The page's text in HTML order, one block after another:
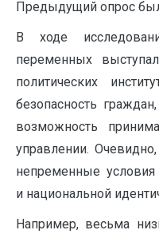
Предыдущий опрос
В ходе
переменных
политических
безопасность
возможность
управлении.
непременные условия
и национальной
Например, весьма